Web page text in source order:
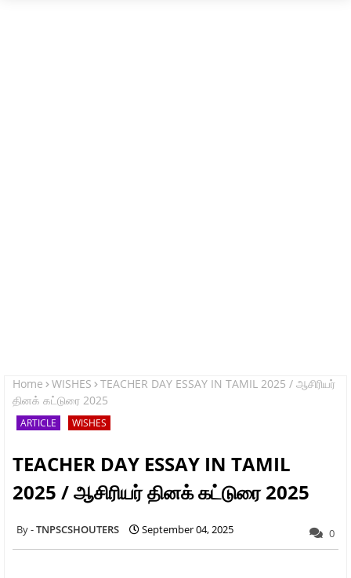
Home WISHES
TEACHER DAY ESSAY IN TAMIL 2025 / ஆசிரியர்
தினக் கட்டுரை 2025
ARTICLE WISHES
TEACHER DAY ESSAY IN TAMIL
2025 / ஆசிரியர் தினக் கட்டுரை 2025
TNPSCSHOUTERS September 04, 2025 0